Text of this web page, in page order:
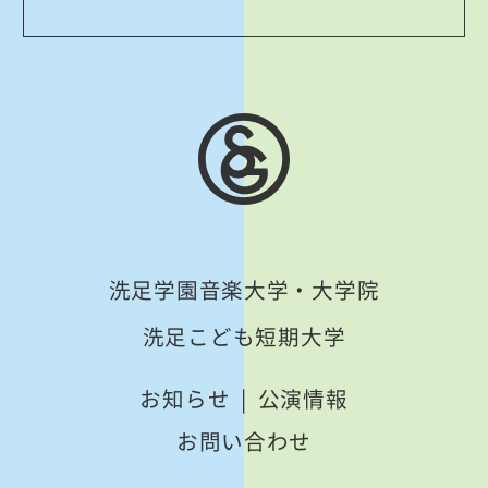
洗足学園音楽大学・大学院
洗足こども短期大学
お知らせ
公演情報
お問い合わせ